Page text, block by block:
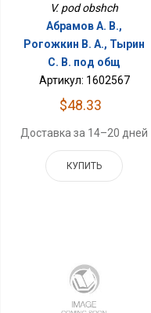
V. pod obshch
Абрамов А. В.,
Рогожкин В. А., Тырин
С. В. под общ
Артикул: 1602567
$48.33
Доставка за 14–20 дней
КУПИТЬ